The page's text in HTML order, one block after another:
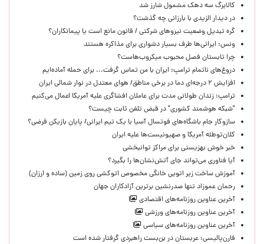
کالابرگ سه دهک مشمول شارز شد
در دیدار الزیدی با بارزانی چه گذشت؟
گره تبدیل وضعیت نیروهای شرکتی / قانون مانع است یا پیمانکاران؟
ونس: ایرانی‌ها طرف بسیار دشواری برای مذاکره هستند
چرا تابستان فصل محبوب میکروب‌هاست؟
دروغ‌های ناتمام ترامپ: ایران با من تماس گرفت... برای حمله آماده‌ایم
افزایش ۲ درجه‌ای دما در برخی مناطق/ هوای معتدل در نوار شمالی ایران
ترامپ: زندان طولانی مدت برای عاملان افشاگری‌ علیه آمریکا اعمال می‌کنیم
"شبکه هوشمند کشوری" در قبض تلفن ثابت چیست؟
سازوکار جام باشگاه‌های فوتسال آسیا با یک تیم ایرانی/ پایان بازیکن قرضی؟
کلان‌توطئه آمریکا و صهیونیست‌ها علیه ایران
خبر خوش بهزیستی برای مراکز توانبخشی
آیا فناوری می‌تواند جای آتش‌نشان‌ها را بگیرد؟
آموزش ساخت زیر اتویی خانگی مخصوص اتوکشی روی زمین (ساده و ارزان)
رحمان عموزاد تنها صدرنشین برترین آزادکاران جهان
آخرین عناوین روزنامه‌های اقتصادی
آخرین عناوین روزنامه‌های ورزشی
آخرین عناوین روزنامه‌های سیاسی
فارن‌پالیسی: عربستان در بن‌بست راهبردی گرفتار شده است